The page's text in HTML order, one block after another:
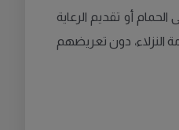
أو تقديم الرعاية
النزلاء، دون تعريضهم